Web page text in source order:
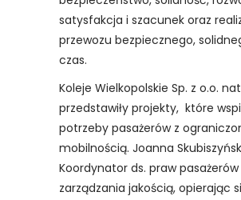
satysfakcja i szacunek oraz
przewozu bezpiecznego,
czas.
Koleje Wielkopolskie Sp. z o.o.
przedstawiły projekty, które
potrzeby pasażerów z
mobilnością. Joanna
Koordynator ds. praw
zarządzania jakością, opierając